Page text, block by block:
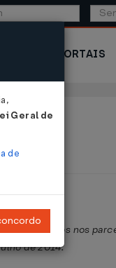
PORTAIS
ou incluídos nos
de 2014.
Geral de
de